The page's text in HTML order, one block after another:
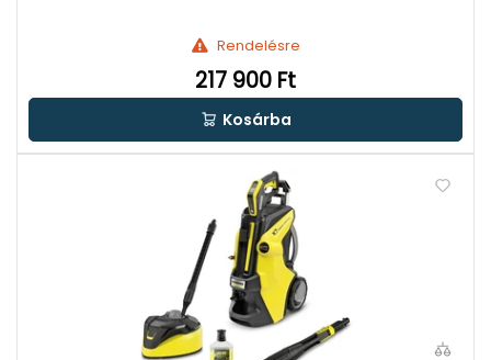
Rendelésre
217 900 Ft
Kosárba